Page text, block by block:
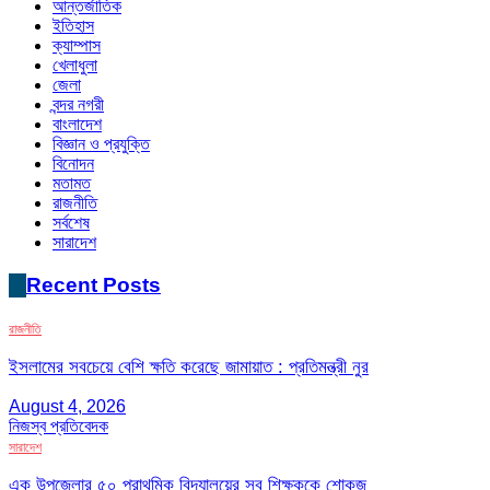
আন্তর্জাতিক
ইতিহাস
ক্যাম্পাস
খেলাধুলা
জেলা
বন্দর নগরী
বাংলাদেশ
বিজ্ঞান ও প্রযুক্তি
বিনোদন
মতামত
রাজনীতি
সর্বশেষ
সারাদেশ
Recent Posts
রাজনীতি
ইসলামের সবচেয়ে বেশি ক্ষতি করেছে জামায়াত : প্রতিমন্ত্রী নুর
August 4, 2026
নিজস্ব প্রতিবেদক
সারাদেশ
এক উপজেলার ৫০ প্রাথমিক বিদ্যালয়ের সব শিক্ষককে শোকজ